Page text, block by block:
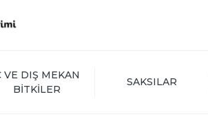
VE DIŞ MEKAN
BİTKİLER
SAKSILAR